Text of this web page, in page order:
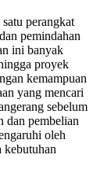
perangkat
pemindahan
ini banyak
proyek
kemampuan
yang mencari
sebelum
dan pembelian
oleh
kebutuhan